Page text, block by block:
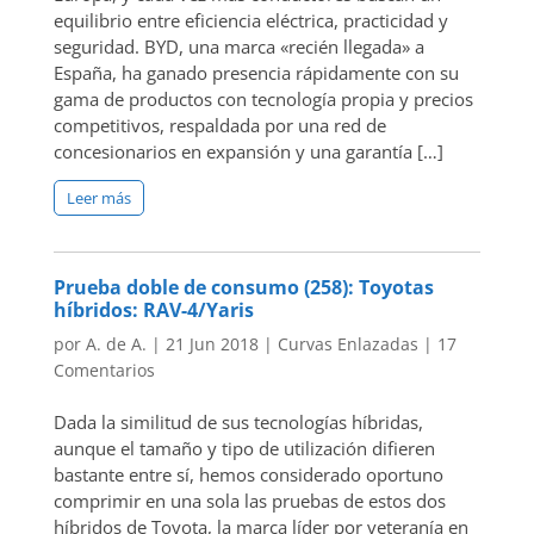
equilibrio entre eficiencia eléctrica, practicidad y
seguridad. BYD, una marca «recién llegada» a
España, ha ganado presencia rápidamente con su
gama de productos con tecnología propia y precios
competitivos, respaldada por una red de
concesionarios en expansión y una garantía […]
Leer más
Prueba doble de consumo (258): Toyotas
híbridos: RAV-4/Yaris
por A. de A. | 21 Jun 2018| Curvas Enlazadas | 17
Comentarios
Dada la similitud de sus tecnologías híbridas,
aunque el tamaño y tipo de utilización difieren
bastante entre sí, hemos considerado oportuno
comprimir en una sola las pruebas de estos dos
híbridos de Toyota, la marca líder por veteranía en